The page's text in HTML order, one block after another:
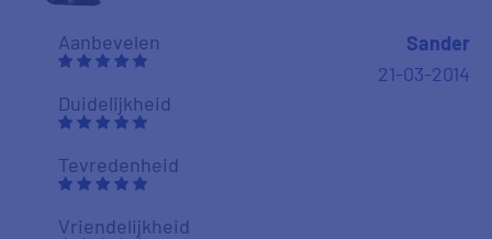
Aanbevelen
Duidelijkheid
Tevredenheid
Vriendelijkheid
Sander
21-03-2014